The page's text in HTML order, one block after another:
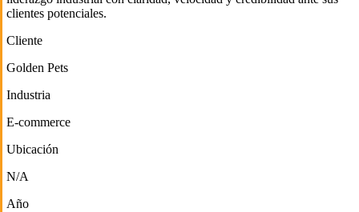
clientes potenciales.
Cliente
Golden Pets
Industria
E-commerce
Ubicación
N/A
Año